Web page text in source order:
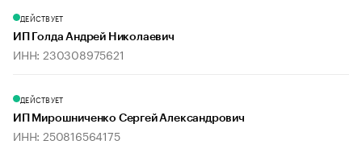
ДЕЙСТВУЕТ
ИП Голда Андрей Николаевич
ИНН: 230308975621
ДЕЙСТВУЕТ
ИП Мирошниченко Сергей Александрович
ИНН: 250816564175